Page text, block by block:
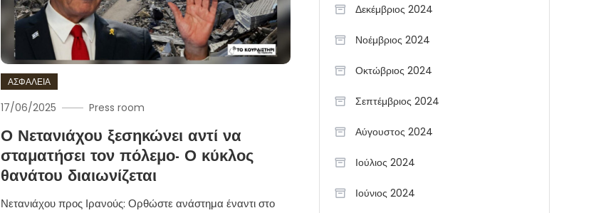
ΑΣΦΑΛΕΙΑ
17/06/2025 Press room
Ο Νετανιάχου ξεσηκώνει αντί να
σταματήσει τον πόλεμο- Ο κύκλος
θανάτου διαιωνίζεται
Νετανιάχου προς Ιρανούς: Ορθώστε ανάστημα έναντι στο
Δεκέμβριος 2024
Νοέμβριος 2024
Οκτώβριος 2024
Σεπτέμβριος 2024
Αύγουστος 2024
Ιούλιος 2024
Ιούνιος 2024